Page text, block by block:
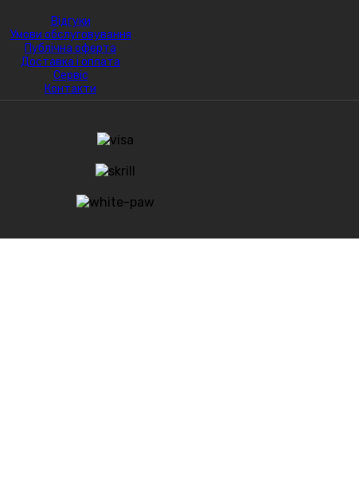
Відгуки
Умови обслуговування
Публічна оферта
Доставка і оплата
Сервіс
Контакти